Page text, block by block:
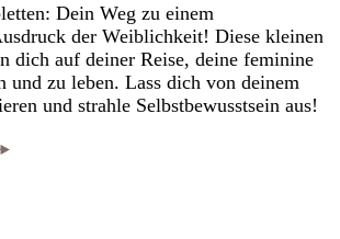
Dein Weg zu einem
der Weiblichkeit! Diese kleinen
dich auf deiner Reise, deine feminine
und zu leben. Lass dich von deinem
und strahle Selbstbewusstsein aus!